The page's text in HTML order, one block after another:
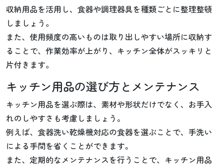
収納用品を活用し、食器や調理器具を種類ごとに整理整頓
しましょう。
また、使用頻度の高いものは取り出しやすい場所に収納す
ることで、作業効率が上がり、キッチン全体がスッキリと
片付きます。
キッチン用品の選び方とメンテナンス
キッチン用品を選ぶ際は、素材や形状だけでなく、お手入
れのしやすさも考慮しましょう。
例えば、食器洗い乾燥機対応の食器を選ぶことで、手洗い
による手間を省くことができます。
また、定期的なメンテナンスを行うことで、キッチン用品